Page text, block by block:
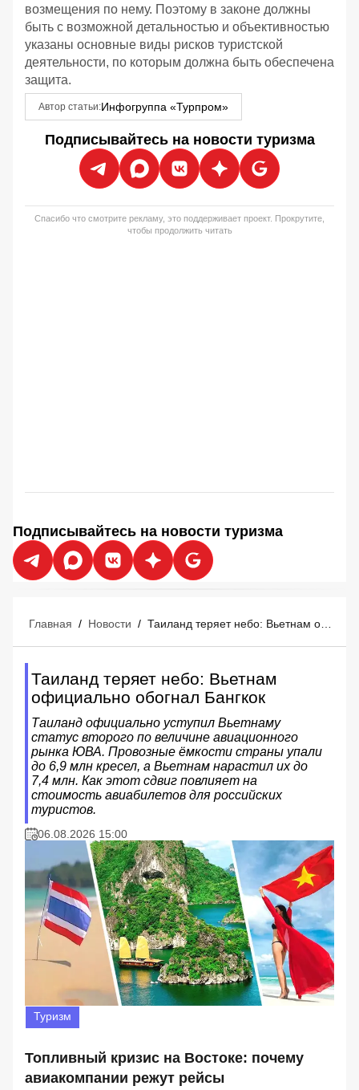
возмещения по нему. Поэтому в законе должны
быть с возможной детальностью и объективностью
указаны основные виды рисков туристской
деятельности, по которым должна быть обеспечена
защита.
Автор статьи:Инфогруппа «Турпром»
Подписывайтесь на новости туризма
Спасибо что смотрите рекламу, это поддерживает проект. Прокрутите,
чтобы продолжить читать
Подписывайтесь на новости туризма
Главная / Новости /
Таиланд теряет небо: Вьетнам
официально обогнал Бангкок
Таиланд официально уступил Вьетнаму
статус второго по величине авиационного
рынка ЮВА. Провозные ёмкости страны упали
до 6,9 млн кресел, а Вьетнам нарастил их до
7,4 млн. Как этот сдвиг повлияет на
стоимость авиабилетов для российских
туристов.
06.08.2026 15:00
Туризм
Топливный кризис на Востоке: почему
авиакомпании режут рейсы